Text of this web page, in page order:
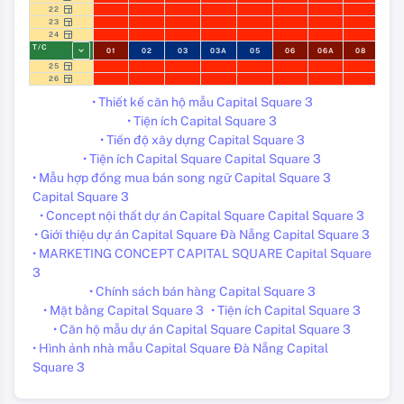
22
23
24
T/C
01 02 03 03A 05 06 06A 08
25
26
• Thiết kế căn hộ mẫu Capital Square 3
• Tiện ích Capital Square 3
• Tiến độ xây dựng Capital Square 3
• Tiện ích Capital Square Capital Square 3
• Mẫu hợp đồng mua bán song ngữ Capital Square 3
Capital Square 3
• Concept nội thất dự án Capital Square Capital Square 3
• Giới thiệu dự án Capital Square Đà Nẵng Capital Square 3
• MARKETING CONCEPT CAPITAL SQUARE Capital Square
3
• Chính sách bán hàng Capital Square 3
• Mặt bằng Capital Square 3
• Tiện ích Capital Square 3
• Căn hộ mẫu dự án Capital Square Capital Square 3
• Hình ảnh nhà mẫu Capital Square Đà Nẵng Capital
Square 3